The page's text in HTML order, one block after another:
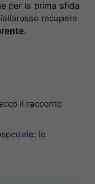
per la prima sfida
recupera
.
il racconto
le